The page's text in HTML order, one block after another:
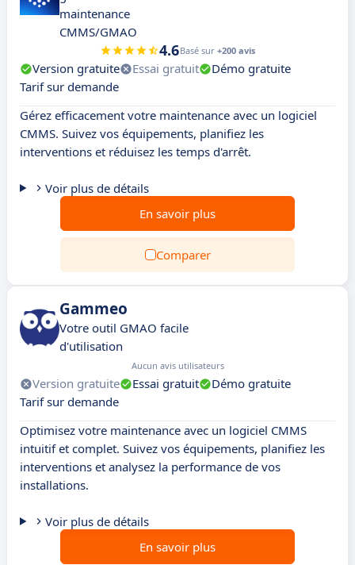
maintenance
CMMS/GMAO
4.6Basé sur +200 avis
Version gratuite Essai gratuit
Démo gratuite
Tarif sur demande
Gérez efficacement votre maintenance avec un logiciel
CMMS. Suivez vos équipements, planifiez les
interventions et réduisez les temps d'arrêt.
Voir plus de détails
En savoir plus
Comparer
Gammeo
Votre outil GMAO facile
d'utilisation
Aucun avis utilisateurs
Version gratuite Essai gratuit
Démo gratuite
Tarif sur demande
Optimisez votre maintenance avec un logiciel CMMS
intuitif et complet. Suivez vos équipements, planifiez les
interventions et analysez la performance de vos
installations.
Voir plus de détails
En savoir plus